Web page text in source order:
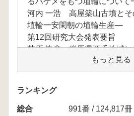
河内 一浩 高屋築山古墳とそ
埴輪一安閑朝の埴輪生産―
第12回研究大会発表要旨
菅原 龍彦 群馬県西毛地域に
域色一碓氷川流域を中心とし
佐藤 弘 両毛地域の円筒埴輪
第12回研究大会討議の記録
資料紹介
高田 大輔 鴻巣市人幡神社古
もっと見る
ランキング
総合
991番 / 124,817冊